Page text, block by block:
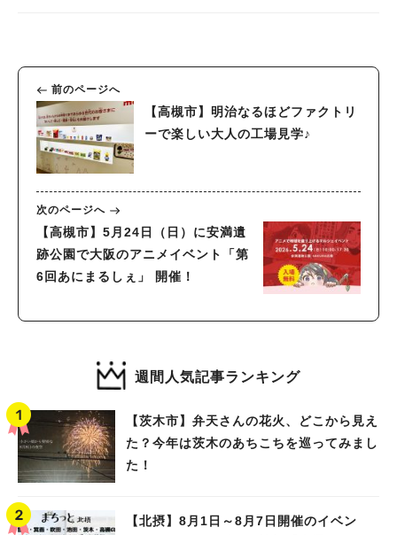
前のページへ
【高槻市】明治なるほどファクトリ
ーで楽しい大人の工場見学♪
次のページへ
【高槻市】5月24日（日）に安満遺
跡公園で大阪のアニメイベント「第
6回あにまるしぇ」 開催！
週間人気記事ランキング
【茨木市】弁天さんの花火、どこから見え
た？今年は茨木のあちこちを巡ってみまし
た！
【北摂】8月1日～8月7日開催のイベン